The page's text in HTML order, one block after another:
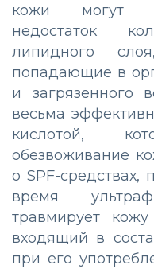
кожи могут
недостаток
липидного
попадающие в
и загрязенного
весьма
кислотой,
обезвоживание
о SPF-средствах,
время
травмирует
входящий в
при его